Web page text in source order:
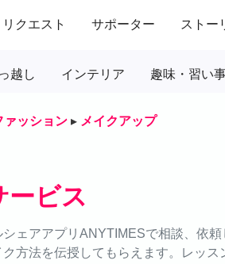
リクエスト サポーター ストー
越し インテリア 趣味・習い
ァッション ▸ メイクアップ
ービス
ェアアプリANYTIMESで相談、依
方法を伝授してもらえます。レッス